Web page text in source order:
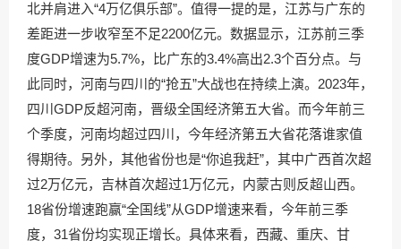
北并肩进入“4万亿俱乐部”。值得一提的是，江苏与广东的
差距进一步收窄至不足2200亿元。数据显示，江苏前三季
度GDP增速为5.7%，比广东的3.4%高出2.3个百分点。与
此同时，河南与四川的“抢五”大战也在持续上演。2023年，
四川GDP反超河南，晋级全国经济第五大省。而今年前三
个季度，河南均超过四川，今年经济第五大省花落谁家值
得期待。另外，其他省份也是“你追我赶”，其中广西首次超
过2万亿元，吉林首次超过1万亿元，内蒙古则反超山西。
18省份增速跑赢“全国线”从GDP增速来看，今年前三季
度，31省份均实现正增长。具体来看，西藏、重庆、甘